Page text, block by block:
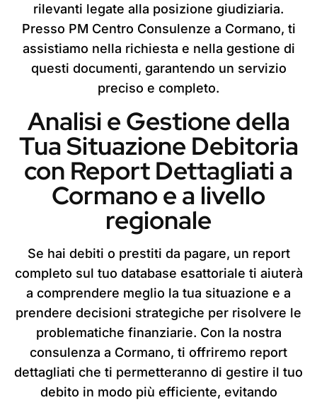
rilevanti legate alla posizione giudiziaria.
Presso PM Centro Consulenze a Cormano, ti
assistiamo nella richiesta e nella gestione di
questi documenti, garantendo un servizio
preciso e completo.
Analisi e Gestione della
Tua Situazione Debitoria
con Report Dettagliati a
Cormano e a livello
regionale
Se hai debiti o prestiti da pagare, un report
completo sul tuo database esattoriale ti aiuterà
a comprendere meglio la tua situazione e a
prendere decisioni strategiche per risolvere le
problematiche finanziarie. Con la nostra
consulenza a Cormano, ti offriremo report
dettagliati che ti permetteranno di gestire il tuo
debito in modo più efficiente, evitando